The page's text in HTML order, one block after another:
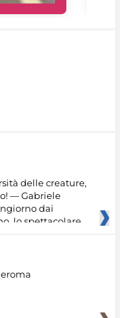
delle creature,
— Gabriele
dai
lo spettacolare